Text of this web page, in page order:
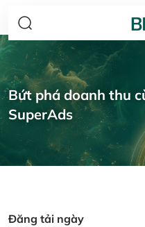
Bứt phá doanh thu
SuperAds
Đăng tải ngày